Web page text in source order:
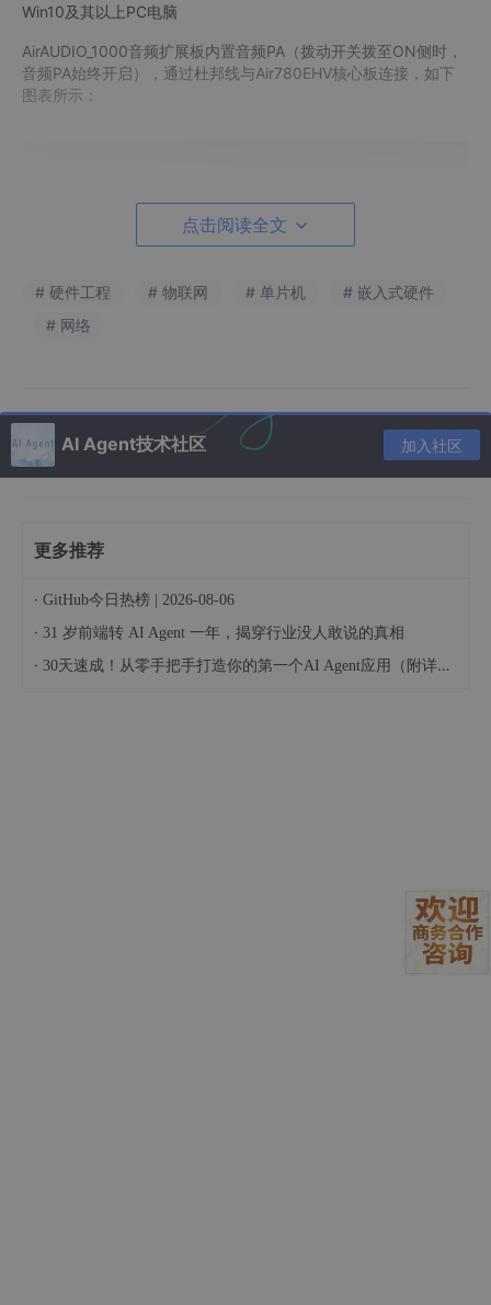
Win10及其以上PC电脑
AirAUDIO_1000音频扩展板内置音频PA（拨动开关拨至ON侧时，
音频PA始终开启），通过杜邦线与Air780EHV核心板连接，如下
图表所示：
点击阅读全文
# 硬件工程 # 物联网 # 单片机
# 嵌入式硬件
# 网络
AI Agent技术社区 加入社区
更多推荐
· GitHub今日热榜 | 2026-08-06
· 31 岁前端转 AI Agent 一年，揭穿行业没人敢说的真相
· 30天速成！从零手把手打造你的第一个AI Agent应用（附详细路线图）